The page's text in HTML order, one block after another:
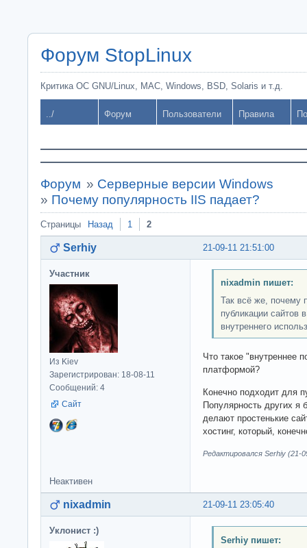
Форум StopLinux
Критика ОС GNU/Linux, MAC, Windows, BSD, Solaris и т.д.
../ Форум Пользователи Правила
Форум » Серверные версии Windows
» Почему популярность IIS падает?
Страницы Назад 1 2
21-09-11 21:51:00
Serhiy
Участник
Из Kiev
Зарегистрирован: 18-08-11
Сообщений: 4
Сайт
nixadmin пишет:
Так всё же, почему
публикации сайтов
внутреннего
Что такое "внутреннее
платформой?
Конечно подходит для
Популярность других
делают простенькие
хостинг, который,
Редактировался Serhiy (21-
Неактивен
21-09-11 23:05:40
nixadmin
Уклонист :)
Serhiy пишет: